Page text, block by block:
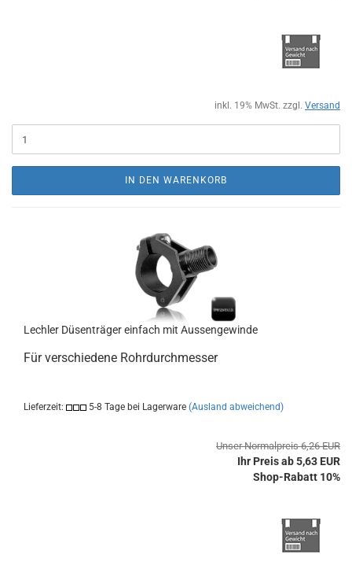
inkl. 19% MwSt. zzgl. Versand
IN DEN WARENKORB
Lechler Düsenträger einfach mit Aussengewinde
Für verschiedene Rohrdurchmesser
Lieferzeit: 5-8 Tage bei Lagerware (Ausland abweichend)
Unser Normalpreis 6,26 EUR
Ihr Preis ab 5,63 EUR
Shop-Rabatt 10%